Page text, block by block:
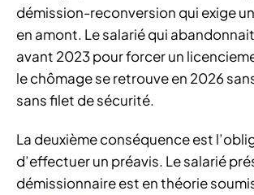
démission-reconversion qui exige
en amont. Le salarié qui
avant 2023 pour forcer un
le chômage se retrouve en 2026
sans filet de sécurité.
La deuxième conséquence est
d’effectuer un préavis. Le salarié
démissionnaire est en théorie